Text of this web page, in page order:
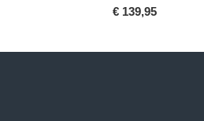
€ 139,95